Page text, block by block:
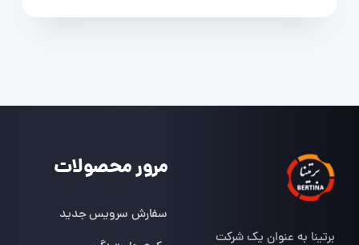
برتینا به عنوان یک شرکت
مرور محصولات
سفارش سرویس جدید